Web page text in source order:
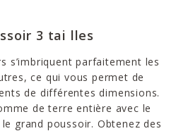
3 tai lles
s’imbriquent parfaitement les
ce qui vous permet de
de différentes dimensions.
de terre entière avec le
grand poussoir. Obtenez des